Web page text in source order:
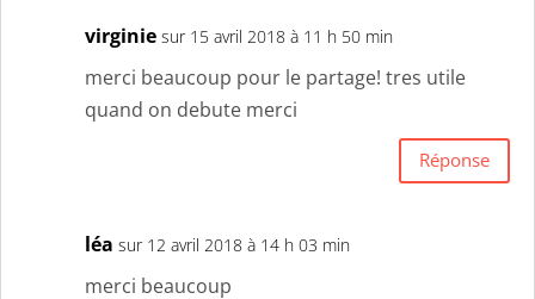
virginie sur 15 avril 2018 à 11 h 50 min
merci beaucoup pour le partage! tres utile
quand on debute merci
Réponse
léa sur 12 avril 2018 à 14 h 03 min
merci beaucoup